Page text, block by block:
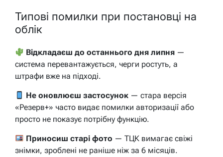
Типові помилки при постановці на
облік
Відкладаєш до останнього дня липня —
система перевантажується, черги ростуть, а
штрафи вже на підході.
Не оновлюєш застосунок — стара версія
«Резерв+» часто видає помилки авторизації або
просто не показує потрібну функцію.
Приносиш старі фото — ТЦК вимагає свіжі
знімки, зроблені не раніше ніж за 6 місяців.